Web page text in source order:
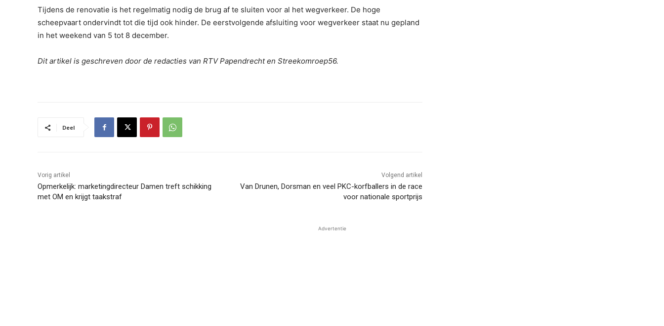
Tijdens de renovatie is het regelmatig nodig de brug af te sluiten voor al het wegverkeer. De hoge
scheepvaart ondervindt tot die tijd ook hinder. De eerstvolgende afsluiting voor wegverkeer staat nu gepland
in het weekend van 5 tot 8 december.
Dit artikel is geschreven door de redacties van RTV Papendrecht en Streekomroep56.
Deel
Vorig artikel
Opmerkelijk: marketingdirecteur Damen treft schikking
met OM en krijgt taakstraf
Volgend artikel
Van Drunen, Dorsman en veel PKC-korfballers in de race
voor nationale sportprijs
Advertentie